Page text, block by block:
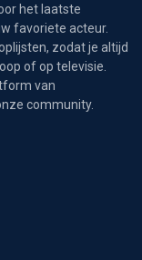
het laatste
favoriete acteur.
zodat je altijd
of op televisie.
van
community.